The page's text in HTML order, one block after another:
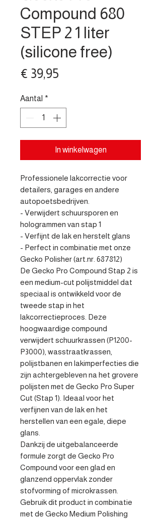
Compound 680
STEP 2 1 liter
(silicone free)
€ 39,95
Aantal *
In winkelwagen
Professionele lakcorrectie voor
detailers, garages en andere
autopoetsbedrijven.
- Verwijdert schuursporen en
hologrammen van stap 1
- Verfijnt de lak en herstelt glans
- Perfect in combinatie met onze
Gecko Polisher (art.nr. 687812)
De Gecko Pro Compound Stap 2 is
een medium-cut polijstmiddel dat
speciaal is ontwikkeld voor de
tweede stap in het
lakcorrectieproces. Deze
hoogwaardige compound
verwijdert schuurkrassen (P1200-
P3000), wasstraatkrassen,
polijstbanen en lakimperfecties die
zijn achtergebleven na het grovere
polijsten met de Gecko Pro Super
Cut (Stap 1). Ideaal voor het
verfijnen van de lak en het
herstellen van een egale, diepe
glans.
Dankzij de uitgebalanceerde
formule zorgt de Gecko Pro
Compound voor een glad en
glanzend oppervlak zonder
stofvorming of microkrassen.
Gebruik dit product in combinatie
met de Gecko Medium Polishing